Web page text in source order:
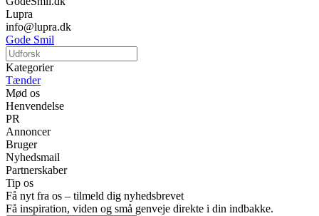
Lupra
info@lupra.dk
Gode Smil
Kategorier
Tænder
Mød os
Henvendelse
PR
Annoncer
Bruger
Nyhedsmail
Partnerskaber
Tip os
Få nyt fra os – tilmeld dig nyhedsbrevet
Få inspiration, viden og små genveje direkte i din indbakke.